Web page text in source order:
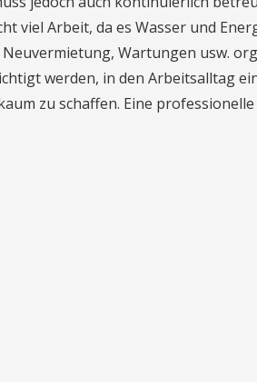
viel Arbeit, da es Wasser und
Wartungen usw.
werden, in den Arbeitsalltag
zu schaffen. Eine